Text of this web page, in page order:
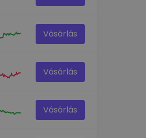
Vásárlás
Vásárlás
Vásárlás